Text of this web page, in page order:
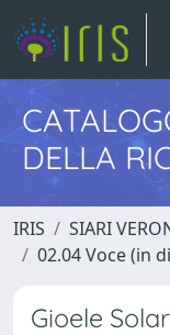
DELLA
IRIS SIARI
02.04 Voce (in
Gioele